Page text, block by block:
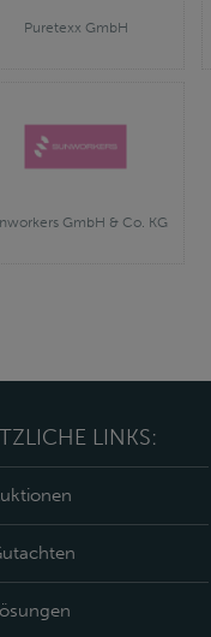
Puretexx GmbH
GmbH & Co. KG
LINKS: